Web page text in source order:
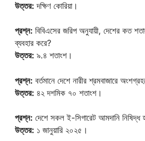
উত্তর: দক্ষিণ কোরিয়া।
প্রশ্ন: বিবিএসের জরিপ অনুযায়ী, দেশের কত
ব্যবহার করে?
উত্তর: ৯.৪ শতাংশ।
প্রশ্ন: বর্তমানে দেশে নারীর শ্রমবাজারে
উত্তর: ৪২ দশমিক ৭০ শতাংশ।
প্রশ্ন: দেশে সকল ই-সিগারেট আমদানি নিষিদ্ধ
উত্তর: ১ জানুয়ারি ২০২৫।